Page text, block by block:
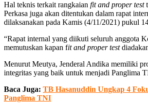
Hal teknis terkait rangkaian fit and proper test
Perkasa juga akan ditentukan dalam rapat
dilaksanakan pada Kamis (4/11/2021) pukul
“Rapat internal yang diikuti seluruh anggota
memutuskan kapan fit and proper test
Menurut Meutya, Jenderal Andika memiliki
integritas yang baik untuk menjadi Panglima
Baca Juga: TB Hasanuddin Ungkap 4
Panglima TNI